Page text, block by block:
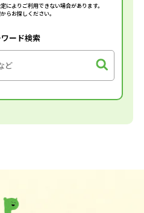
によりご利用できない場合があります。
らお探しください。
ード検索